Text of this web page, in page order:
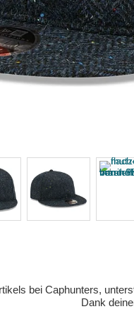
bei Caphunters,
Dank